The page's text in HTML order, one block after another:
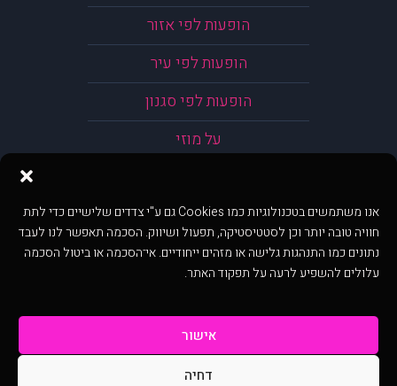
אנו משתמשים בטכנולוגיות כמו Cookies גם ע"י צדדים שלישיים כדי לתת
חוויה טובה יותר וכן לסטטיסטיקה, תפעול ושיווק. הסכמה תאפשר לנו לעבד
נתונים כמו התנהגות גלישה או מזהים ייחודיים. אי־הסכמה או ביטול הסכמה
עלולים להשפיע לרעה על תפקוד האתר.
אישור
דחיה
הופעות לפי אזור
הופעות לפי עיר
הופעות לפי סגנון
על מוזי